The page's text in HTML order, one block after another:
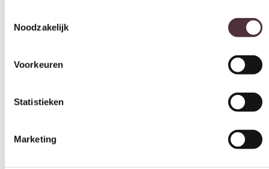
Alles toestaan
49 cm
44 cm, 54 cm
60 cm
Ja (als optie)